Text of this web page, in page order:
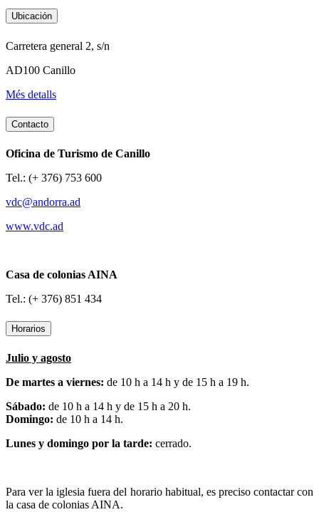
Ubicación
Carretera general 2, s/n
AD100 Canillo
Més detalls
Contacto
Oficina de Turismo de Canillo
Tel.: (+ 376) 753 600
vdc@andorra.ad
www.vdc.ad
Casa de colonias AINA
Tel.: (+ 376) 851 434
Horarios
Julio y agosto
De martes a viernes: de 10 h a 14 h y de 15 h a 19 h.
Sábado: de 10 h a 14 h y de 15 h a 20 h.
Domingo: de 10 h a 14 h.
Lunes y domingo por la tarde: cerrado.
Para ver la iglesia fuera del horario habitual, es preciso contactar con
la casa de colonias AINA.